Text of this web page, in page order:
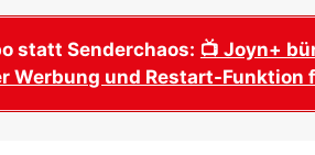
2026?
WM 2026
Termine,
WM 2026
statt Senderchaos: 📺 Joyn+
Werbung und Restart-